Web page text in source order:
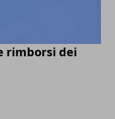
rimborsi dei